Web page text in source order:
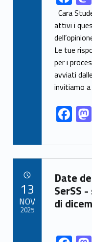
ac
e
b
o
o
k
Cara
attivi i
Le tue
per i
avviati
invitiamo
F
ac
e
b
o
o
k
Link identifier archive #link-archive-60429
Date
SerSS
di
Link identifier share facebook archive #share-link-archive-48091
13
NOV
2025